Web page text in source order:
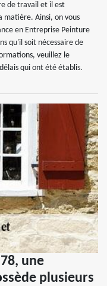
de travail et il est
matière. Ainsi, on vous
en Entreprise Peinture
qu'il soit nécessaire de
veuillez le
qui ont été établis.
une
plusieurs